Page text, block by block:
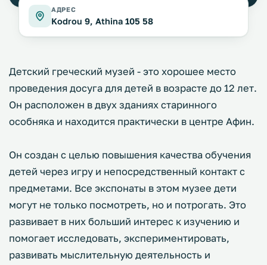
АДРЕС
Kodrou 9, Athina 105 58
Детский греческий музей - это хорошее место
проведения досуга для детей в возрасте до 12 лет.
Он расположен в двух зданиях старинного
особняка и находится практически в центре Афин.
Он создан с целью повышения качества обучения
детей через игру и непосредственный контакт с
предметами. Все экспонаты в этом музее дети
могут не только посмотреть, но и потрогать. Это
развивает в них больший интерес к изучению и
помогает исследовать, экспериментировать,
развивать мыслительную деятельность и